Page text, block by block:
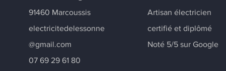
91460 Marcoussis
electricitedelessonne
@gmail.com
07 69 29 61 80
Artisan électricien
certifié et diplômé
Noté 5/5 sur Google